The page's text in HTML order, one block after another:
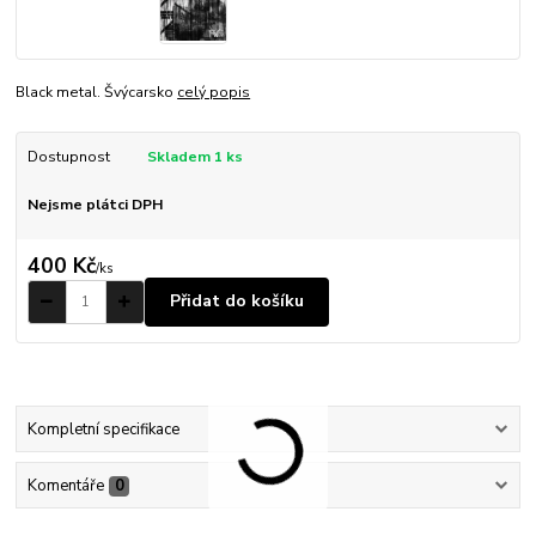
Black metal. Švýcarsko celý popis
Dostupnost Skladem 1 ks
Nejsme plátci DPH
400 Kč/ks
Přidat do košíku
Kompletní specifikace
Komentáře 0